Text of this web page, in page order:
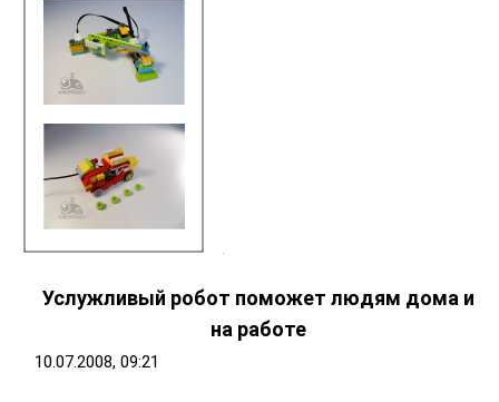
Услужливый робот поможет людям дома и
на работе
10.07.2008, 09:21